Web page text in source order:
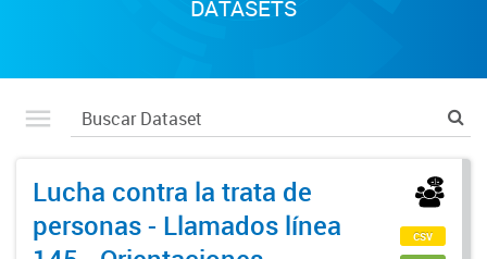
DATASETS
Lucha contra la trata de
personas - Llamados línea
csv